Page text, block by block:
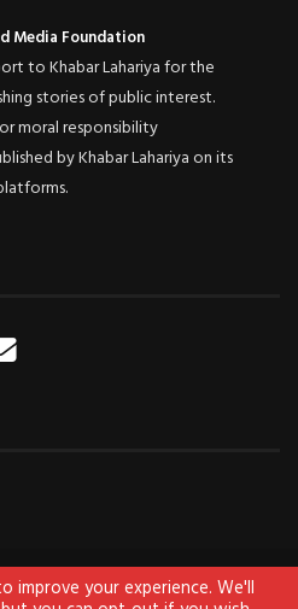
Media Foundation
to Khabar Lahariya for the
stories of public interest.
moral responsibility
by Khabar Lahariya on its
Newsletter
Contact us
improve your experience. We'll